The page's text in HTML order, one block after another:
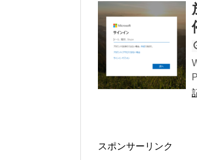
スポンサーリンク